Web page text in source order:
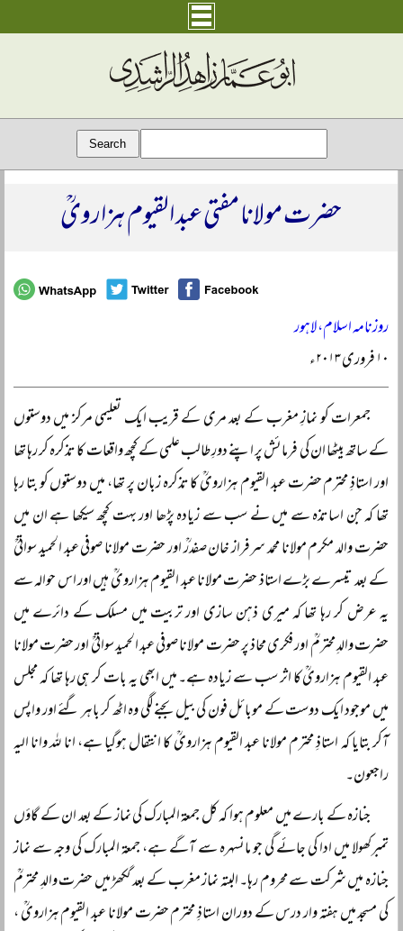
حضرت مولانا مفتی عبد القیوم ہزارویؒ
روزنامہ اسلام، لاہور
۱۰ فروری ۲۰۱۳ء
جمعرات کو نمازِ مغرب کے بعد مری کے قریب ایک تعلیمی مرکز میں دوستوں
کے ساتھ بیٹھا ان کی فرمائش پر اپنے دورِ طالب علمی کے کچھ واقعات کا تذکرہ کر رہا تھا
اور استاذِ محترم حضرت عبد القیوم ہزارویؒ کا تذکرہ زبان پر تھا، میں دوستوں کو بتا رہا
تھا کہ جن اساتذہ سے میں نے سب سے زیادہ پڑھا اور بہت کچھ سیکھا ہے ان میں
حضرت والد مکرم مولانا محمد سرفراز خان صفدرؒ اور حضرت مولانا صوفی عبد الحمید سواتیؒ
کے بعد تیسرے بڑے استاذ حضرت مولانا عبد القیوم ہزارویؒ ہیں اور اس حوالہ سے
یہ عرض کر رہا تھا کہ میری ذہن سازی اور تربیت میں مسلک کے دائرے میں
حضرت والدِ محترمؒ اور فکری محاذ پر حضرت مولانا صوفی عبد الحمید سواتیؒ اور حضرت مولانا
عبد القیوم ہزارویؒ کا اثر سب سے زیادہ ہے۔ میں ابھی یہ بات کر ہی رہا تھا کہ مجلس
میں موجود ایک دوست کے موبائل فون کی بیل بجنے لگی وہ اٹھ کر باہر گئے اور واپس
آکر بتایا کہ استاذِ محترم مولانا عبد القیوم ہزارویؒ کا انتقال ہوگیا ہے، انا للہ وانا الیہ
راجعون۔
جنازہ کے بارے میں معلوم ہوا کہ کل جمعۃ المبارک کی نماز کے بعد ان کے گاؤں
تمبرکھولا میں ادا کی جائے گی جو مانسہرہ سے آگے ہے، جمعۃ المبارک کی وجہ سے نماز
جنازہ میں شرکت سے محروم رہا۔ البتہ نماز مغرب کے بعد گکھڑ میں حضرت والدِ محترمؒ
کی مسجد میں ہفتہ وار درس کے دوران استاذِ محترم حضرت مولانا عبد القیوم ہزارویؒ ،